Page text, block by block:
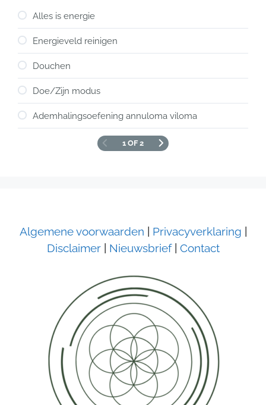
Alles is energie
Energieveld reinigen
Douchen
Doe/Zijn modus
Ademhalingsoefening annuloma viloma
1 OF 2
Algemene voorwaarden Privacyverklaring
Disclaimer| Nieuwsbrief| Contact